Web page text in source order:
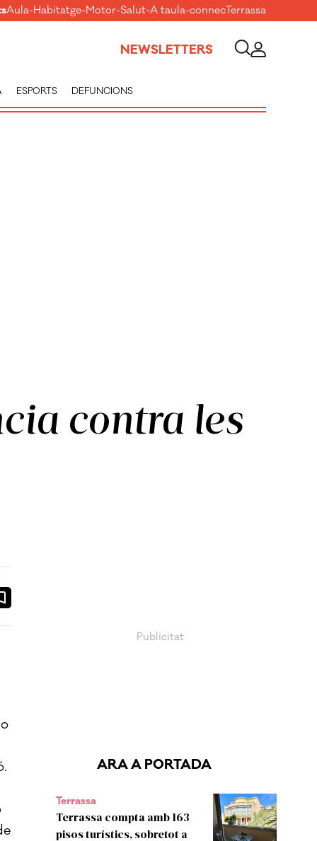
Aula-Habitatge-Motor-Salut-A taula-connecTerrassa
NEWSLETTERS
ESPORTS DEFUNCIONS
contra les
ARA A PORTADA
Terrassa
Terrassa compta amb 163
pisos turístics, sobretot a